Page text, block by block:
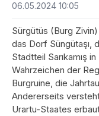
06.05.2024 10:05
Sürgütüs (Burg
das Dorf Süngütaşı,
Stadtteil Sarıkamış
Wahrzeichen der
Burgruine, die
Andererseits
Urartu-Staates